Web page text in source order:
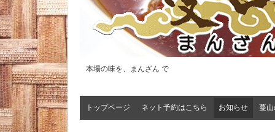
本場の味を、まんざん で
トップページ ネット予約はこちら お知らせ 蔓